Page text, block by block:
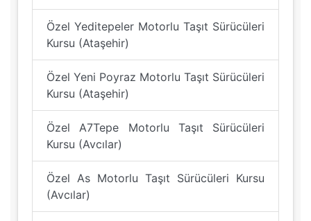
Özel Yeditepeler Motorlu Taşıt Sürücüleri
Kursu (Ataşehir)
Özel Yeni Poyraz Motorlu Taşıt Sürücüleri
Kursu (Ataşehir)
Özel A7Tepe Motorlu Taşıt Sürücüleri
Kursu (Avcılar)
Özel As Motorlu Taşıt Sürücüleri Kursu
(Avcılar)